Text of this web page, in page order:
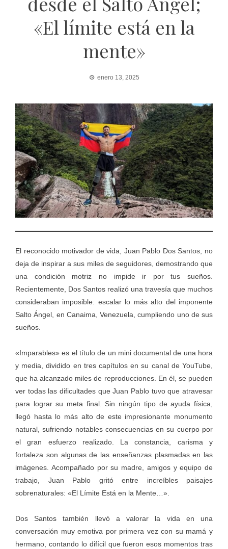
«El límite está en la
mente»
enero 13, 2025
El reconocido motivador de vida, Juan Pablo Dos Santos, no
deja de inspirar a sus miles de seguidores, demostrando que
una condición motriz no impide ir por tus sueños.
Recientemente, Dos Santos realizó una travesía que muchos
consideraban imposible: escalar lo más alto del imponente
Salto Ángel, en Canaima, Venezuela, cumpliendo uno de sus
sueños.
«Imparables» es el título de un mini documental de una hora
y media, dividido en tres capítulos en su canal de YouTube,
que ha alcanzado miles de reproducciones. En él, se pueden
ver todas las dificultades que Juan Pablo tuvo que atravesar
para lograr su meta final. Sin ningún tipo de ayuda física,
llegó hasta lo más alto de este impresionante monumento
natural, sufriendo notables consecuencias en su cuerpo por
el gran esfuerzo realizado. La constancia, carisma y
fortaleza son algunas de las enseñanzas plasmadas en las
imágenes. Acompañado por su madre, amigos y equipo de
trabajo, Juan Pablo gritó entre increíbles paisajes
sobrenaturales: «El Límite Está en la Mente…».
Dos Santos también llevó a valorar la vida en una
conversación muy emotiva por primera vez con su mamá y
hermano, contando lo difícil que fueron esos momentos tras